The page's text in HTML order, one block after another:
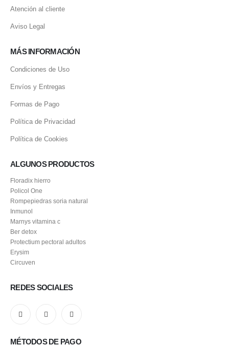
Atención al cliente
Aviso Legal
MÁS INFORMACIÓN
Condiciones de Uso
Envíos y Entregas
Formas de Pago
Política de Privacidad
Política de Cookies
ALGUNOS PRODUCTOS
Floradix hierro
Policol One
Rompepiedras soria natural
Inmunol
Marnys vitamina c
Ber detox
Protectium pectoral adultos
Erysim
Circuven
REDES SOCIALES
MÉTODOS DE PAGO